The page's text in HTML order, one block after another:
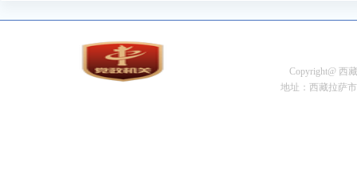
Copyright@ 西
地址：西藏拉萨